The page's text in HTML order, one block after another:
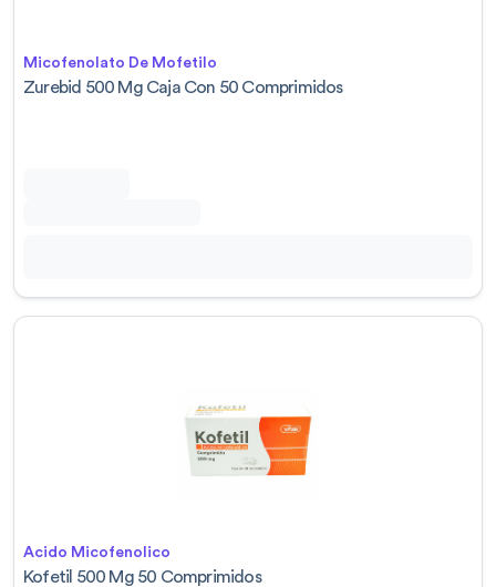
Micofenolato De Mofetilo
Zurebid 500 Mg Caja Con 50 Comprimidos
Acido Micofenolico
Kofetil 500 Mg 50 Comprimidos